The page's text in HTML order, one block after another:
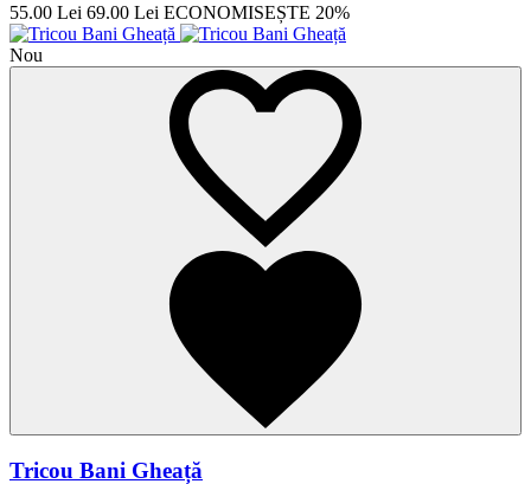
55.00 Lei 69.00 Lei ECONOMISEȘTE 20%
Nou
Tricou Bani Gheață